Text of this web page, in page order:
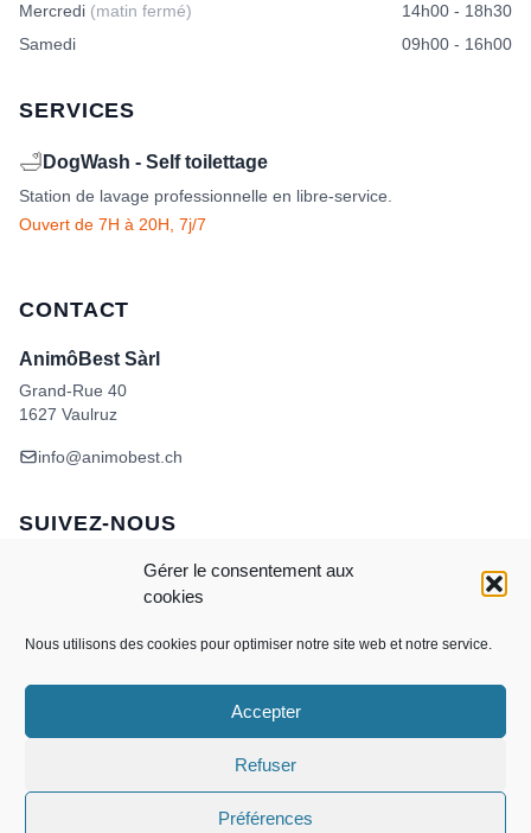
Gérer le consentement aux
cookies
Nous utilisons des cookies pour optimiser notre site web et notre service.
Accepter
Refuser
Préférences
Mercredi (matin fermé)
14h00 - 18h30
Samedi
09h00 - 16h00
SERVICES
🛁 DogWash - Self toilettage
Station de lavage professionnelle en libre-service.
Ouvert de 7H à 20H, 7j/7
CONTACT
AnimôBest Sàrl
Grand-Rue 40
1627 Vaulruz
info@animobest.ch
SUIVEZ-NOUS
MasterCardCredit
POLITIQUE DE COOKIES
Copyright 2026 ©AnimôBest Sàrl